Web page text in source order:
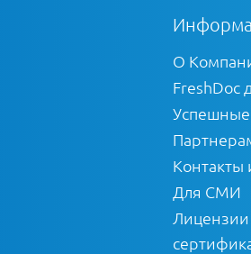
О
FreshDoc
Контакты
Для СМИ
Лицензии